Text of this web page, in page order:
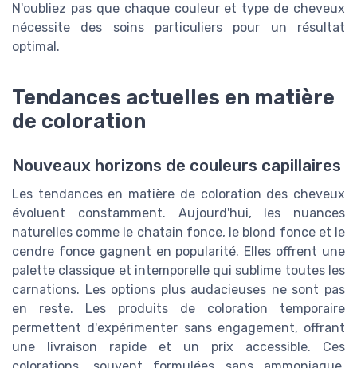
N'oubliez pas que chaque couleur et type de cheveux
nécessite des soins particuliers pour un résultat
optimal.
Tendances actuelles en matière
de coloration
Nouveaux horizons de couleurs capillaires
Les tendances en matière de coloration des cheveux
évoluent constamment. Aujourd'hui, les nuances
naturelles comme le chatain fonce, le blond fonce et le
cendre fonce gagnent en popularité. Elles offrent une
palette classique et intemporelle qui sublime toutes les
carnations. Les options plus audacieuses ne sont pas
en reste. Les produits de coloration temporaire
permettent d'expérimenter sans engagement, offrant
une livraison rapide et un prix accessible. Ces